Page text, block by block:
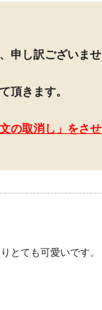
申し訳ございま
頂きます。
取消し」をさ
とても可愛いです。